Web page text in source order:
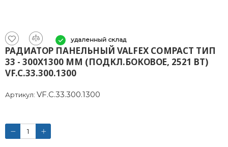
удаленный склад
РАДИАТОР ПАНЕЛЬНЫЙ VALFEX COMPACT ТИП
33 - 300X1300 ММ (ПОДКЛ.БОКОВОЕ, 2521 ВТ)
VF.C.33.300.1300
Артикул: VF.C.33.300.1300